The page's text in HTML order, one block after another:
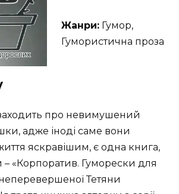
Жанри: Гумор,
Гумористична проза
про невимушений
адже іноді саме вони
яскравішим, є одна книга,
– «Корпоратив. Гуморески для
Тетяни